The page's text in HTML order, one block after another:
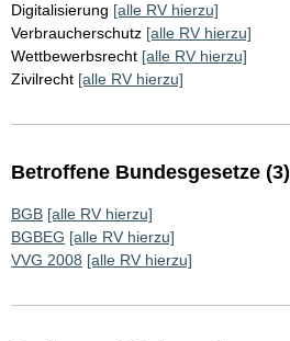
Digitalisierung [alle RV hierzu]
Verbraucherschutz [alle RV hierzu]
Wettbewerbsrecht [alle RV hierzu]
Zivilrecht [alle RV hierzu]
Betroffene Bundesgesetze (3)
BGB [alle RV hierzu]
BGBEG [alle RV hierzu]
VVG 2008 [alle RV hierzu]